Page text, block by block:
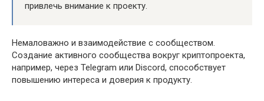
привлечь внимание к проекту.
Немаловажно и взаимодействие с сообществом.
Создание активного сообщества вокруг криптопроекта,
например, через Telegram или Discord, способствует
повышению интереса и доверия к продукту.